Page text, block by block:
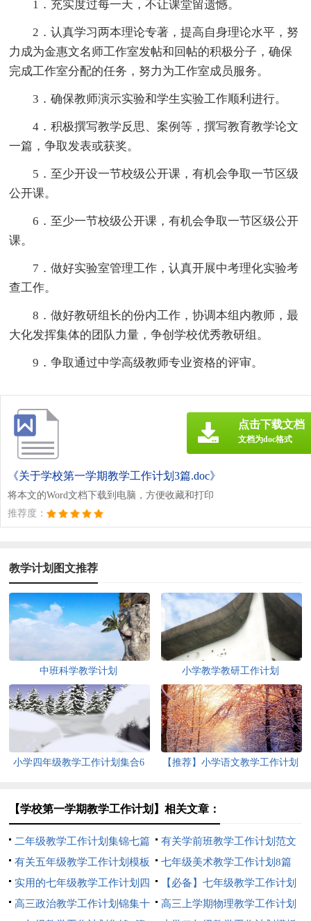
1．充实度过每一天，不让课堂留遗憾。
2．认真学习两本理论专著，提高自身理论水平，努
力成为金惠文名师工作室发帖和回帖的积极分子，确保
完成工作室分配的任务，努力为工作室成员服务。
3．确保教师演示实验和学生实验工作顺利进行。
4．积极撰写教学反思、案例等，撰写教育教学论文
一篇，争取发表或获奖。
5．至少开设一节校级公开课，有机会争取一节区级
公开课。
6．至少一节校级公开课，有机会争取一节区级公开
课。
7．做好实验室管理工作，认真开展中考理化实验考
查工作。
8．做好教研组长的份内工作，协调本组内教师，最
大化发挥集体的团队力量，争创学校优秀教研组。
9．争取通过中学高级教师专业资格的评审。
《关于学校第一学期教学工作计划3篇.doc》
将本文的Word文档下载到电脑，方便收藏和打印
推荐度：
点击下载文档
文档为doc格式
教学计划图文推荐
中班科学教学计划 小学教学教研工作计划
小学四年级教学工作计划集合6
【推荐】小学语文教学工作计划
【学校第一学期教学工作计划】相关文章：
二年级教学工作计划集锦七篇
有关学前班教学工作计划范文
汇总九篇
有关五年级教学工作计划模板
5篇
七年级美术教学工作计划8篇
实用的七年级教学工作计划四
篇
【必备】七年级教学工作计划
三篇
高三政治教学工作计划锦集十
高三上学期物理教学工作计划